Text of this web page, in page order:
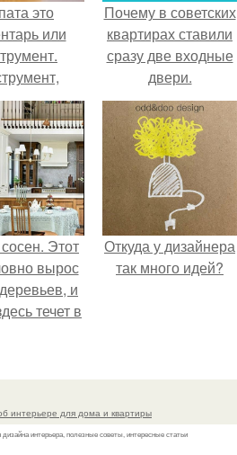
это
или
Почему в советских
квартирах ставили
сразу две входные
двери.
Этот
вырос
и
течет в
и лишнего
Откуда у дизайнера
так много идей?
интерьере для дома и квартиры
интерьера, полезные советы, интересные статьи